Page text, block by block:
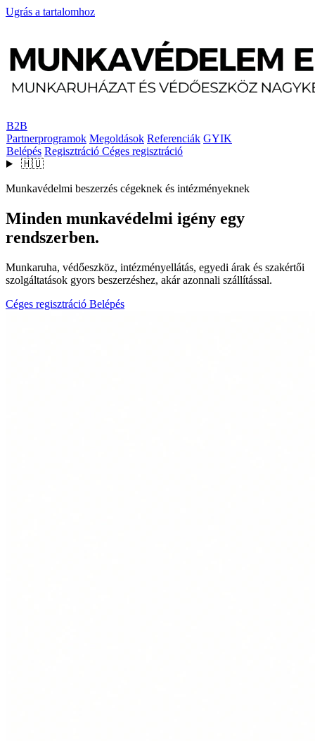
Ugrás a tartalomhoz
B2B
Partnerprogramok Megoldások Referenciák GYIK
Belépés Regisztráció Céges regisztráció
🇭🇺
Munkavédelmi beszerzés cégeknek és intézményeknek
Minden munkavédelmi igény egy
rendszerben.
Munkaruha, védőeszköz, intézményellátás, egyedi árak és szakértői
szolgáltatások gyors beszerzéshez, akár azonnali szállítással.
Céges regisztráció Belépés